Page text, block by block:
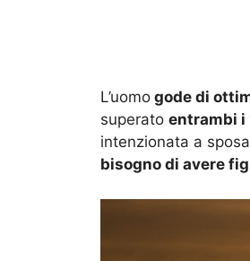
L’uomo gode di
superato entrambi i
intenzionata a
bisogno di avere